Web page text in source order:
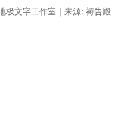
极文字工作室 ｜来源: 祷告殿